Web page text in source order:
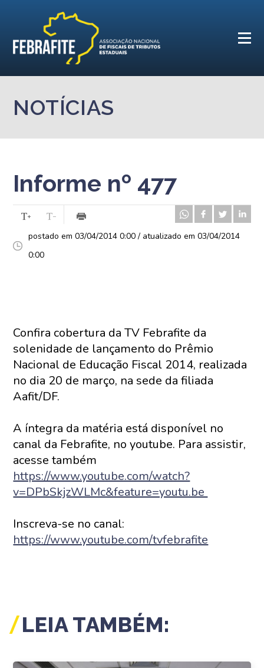
NOTÍCIAS
Informe nº 477
postado em 03/04/2014 0:00 / atualizado em 03/04/2014
0:00
Confira cobertura da TV Febrafite da
solenidade de lançamento do Prêmio
Nacional de Educação Fiscal 2014, realizada
no dia 20 de março, na sede da filiada
Aafit/DF.
A íntegra da matéria está disponível no
canal da Febrafite, no youtube. Para assistir,
acesse também
https://www.youtube.com/watch?
v=DPbSkjzWLMc&feature=youtu.be
Inscreva-se no canal:
https://www.youtube.com/tvfebrafite
LEIA TAMBÉM: